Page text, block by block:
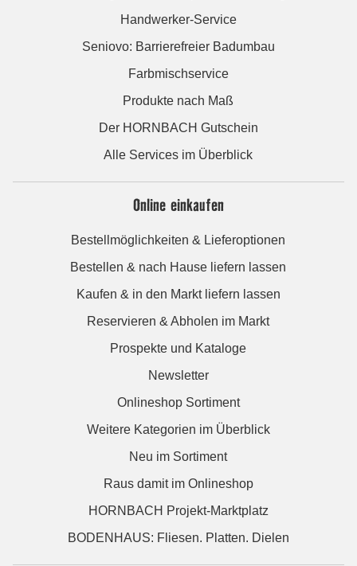
Handwerker-Service
Seniovo: Barrierefreier Badumbau
Farbmischservice
Produkte nach Maß
Der HORNBACH Gutschein
Alle Services im Überblick
Online einkaufen
Bestellmöglichkeiten & Lieferoptionen
Bestellen & nach Hause liefern lassen
Kaufen & in den Markt liefern lassen
Reservieren & Abholen im Markt
Prospekte und Kataloge
Newsletter
Onlineshop Sortiment
Weitere Kategorien im Überblick
Neu im Sortiment
Raus damit im Onlineshop
HORNBACH Projekt-Marktplatz
BODENHAUS: Fliesen. Platten. Dielen